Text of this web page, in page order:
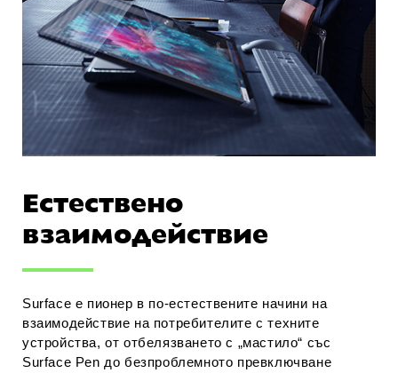
Естествено
взаимодействие
Surface е пионер в по-естествените начини на
взаимодействие на потребителите с техните
устройства, от отбелязването с „мастило“ със
Surface Pen до безпроблемното превключване